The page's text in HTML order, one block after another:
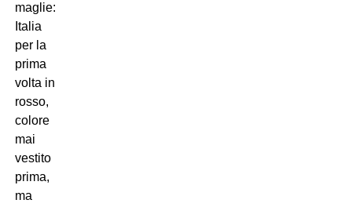
maglie:
Italia
per la
prima
volta in
rosso,
colore
mai
vestito
prima,
ma